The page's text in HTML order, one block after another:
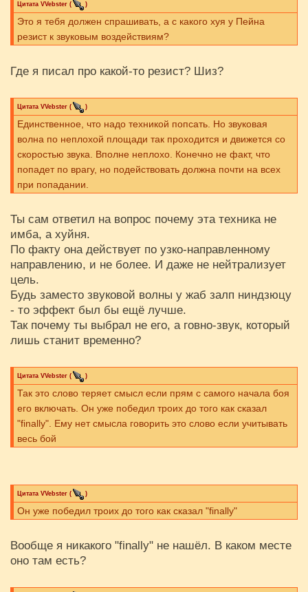
Цитата VVebster ( )
Это я тебя должен спрашивать, а с какого хуя у Пейна
резист к звуковым воздействиям?
Где я писал про какой-то резист? Шиз?
Цитата VVebster ( )
Единственное, что надо техникой попсать. Но звуковая
волна по неплохой площади так проходится и движется со
скоростью звука. Вполне неплохо. Конечно не факт, что
попадет по врагу, но подействовать должна почти на всех
при попадании.
Ты сам ответил на вопрос почему эта техника не
имба, а хуйня.
По факту она действует по узко-направленному
направлению, и не более. И даже не нейтрализует
цель.
Будь заместо звуковой волны у жаб залп ниндзюцу
- то эффект был бы ещё лучше.
Так почему ты выбрал не его, а говно-звук, который
лишь станит временно?
Цитата VVebster ( )
Так это слово теряет смысл если прям с самого начала боя
его включать. Он уже победил троих до того как сказал
"finally". Ему нет смысла говорить это слово если учитывать
весь бой
Цитата VVebster ( )
Он уже победил троих до того как сказал "finally"
Вообще я никакого "finally" не нашёл. В каком месте
оно там есть?